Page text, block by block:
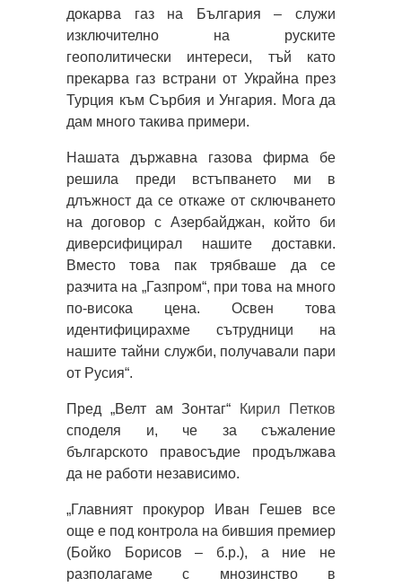
докарва газ на България – служи
изключително на руските
геополитически интереси, тъй като
прекарва газ встрани от Украйна през
Турция към Сърбия и Унгария. Мога да
дам много такива примери.
Нашата държавна газова фирма бе
решила преди встъпването ми в
длъжност да се откаже от сключването
на договор с Азербайджан, който би
диверсифицирал нашите доставки.
Вместо това пак трябваше да се
разчита на „Газпром“, при това на много
по-висока цена. Освен това
идентифицирахме сътрудници на
нашите тайни служби, получавали пари
от Русия“.
Пред „Велт ам Зонтаг“
Кирил Петков
споделя и, че за съжаление
българското правосъдие продължава
да не работи независимо.
„Главният прокурор Иван Гешев все
още е под контрола на бившия премиер
(Бойко Борисов – б.р.), а ние не
разполагаме с мнозинство в